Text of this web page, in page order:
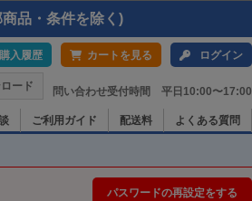
品・条件を除く)
購入履歴 カートを見る ログイン
ード 問い合わせ受付時間 平日10:00〜17:00
ご利用ガイド 配送料 よくある質問
パスワードの再設定をする